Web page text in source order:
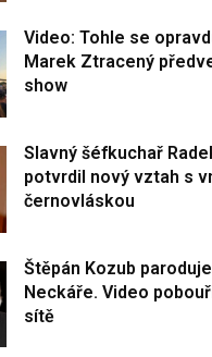
Video: Tohle se
Marek Ztracený
show
Slavný šéfkuchař
potvrdil nový vztah s
černovláskou
Štěpán Kozub
Neckáře. Video
sítě